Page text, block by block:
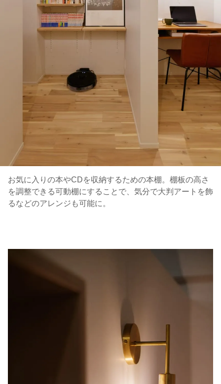
お気に入りの本やCDを収納するための本棚。棚板の高さ
を調整できる可動棚にすることで、気分で大判アートを飾
るなどのアレンジも可能に。